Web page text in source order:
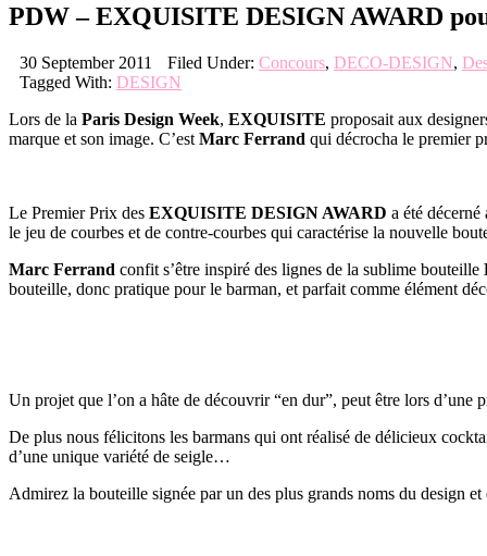
PDW – EXQUISITE DESIGN AWARD
30 September 2011 Filed Under: Concours, DECO-DESIGN,
Tagged With: DESIGN
Lors de la Paris Design Week, EXQUISITE proposait aux
marque et son image. C’est Marc Ferrand qui décrocha le premier
Le Premier Prix des EXQUISITE DESIGN AWARD a été
le jeu de courbes et de contre-courbes qui caractérise la nouvelle
Marc Ferrand confit s’être inspiré des lignes de la sublime bouteille
bouteille, donc pratique pour le barman, et parfait comme élément
Un projet que l’on a hâte de découvrir “en dur”, peut être lors d’une
De plus nous félicitons les barmans qui ont réalisé de délicieux
d’une unique variété de seigle…
Admirez la bouteille signée par un des plus grands noms du design et